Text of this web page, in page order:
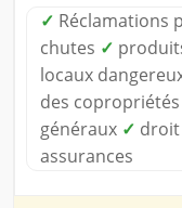
✓ Réclamations
chutes ✓
locaux
des copropriétés
généraux ✓
assurances